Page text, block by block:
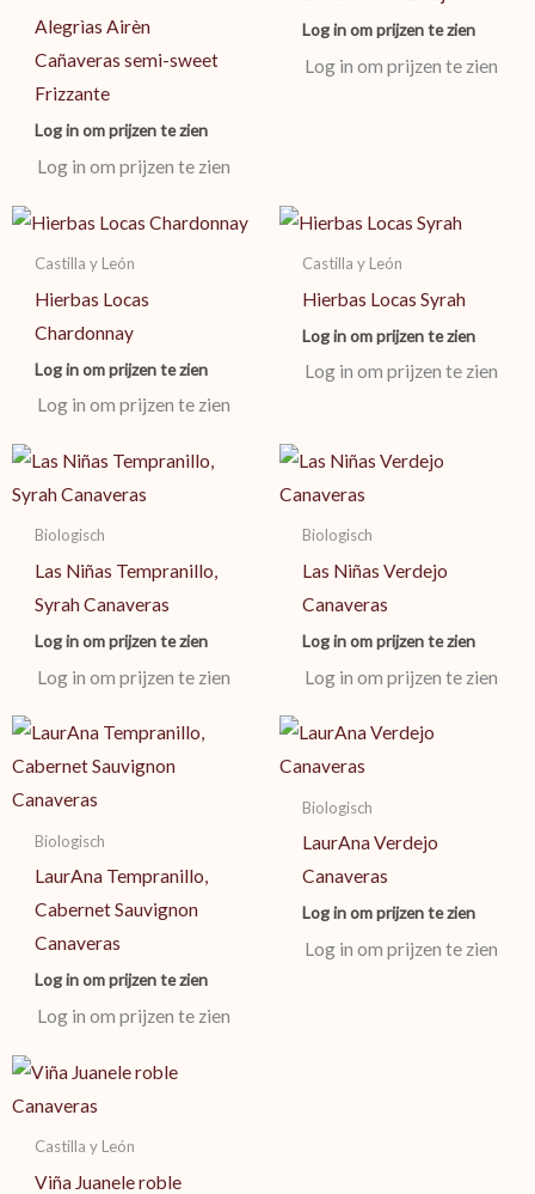
Alegrìas Airèn
Cañaveras semi-sweet
Frizzante
Log in om prijzen te zien
Log in om prijzen te zien
Log in om prijzen te zien
Log in om prijzen te zien
Castilla y León
Hierbas Locas
Chardonnay
Log in om prijzen te zien
Log in om prijzen te zien
Castilla y León
Hierbas Locas Syrah
Log in om prijzen te zien
Log in om prijzen te zien
Biologisch
Las Niñas Tempranillo,
Syrah Canaveras
Log in om prijzen te zien
Log in om prijzen te zien
Biologisch
Las Niñas Verdejo
Canaveras
Log in om prijzen te zien
Log in om prijzen te zien
Biologisch
LaurAna Tempranillo,
Cabernet Sauvignon
Canaveras
Log in om prijzen te zien
Log in om prijzen te zien
Biologisch
LaurAna Verdejo
Canaveras
Log in om prijzen te zien
Log in om prijzen te zien
Castilla y León
Viña Juanele roble